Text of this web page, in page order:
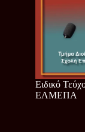
Ειδικό
ΕΛΜΕΠΑ